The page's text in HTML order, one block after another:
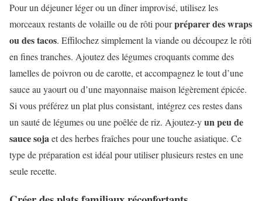
Pour un déjeuner léger ou un dîner improvisé, utilisez les
morceaux restants de volaille ou de rôti pourpréparer des wraps
ou des tacos. Effilochez simplement la viande ou découpez le rôti
en fines tranches. Ajoutez des légumes croquants comme des
lamelles de poivron ou de carotte, et accompagnez le tout d’une
sauce au yaourt ou d’une mayonnaise maison légèrement épicée.
Si vous préférez un plat plus consistant, intégrez ces restes dans
un sauté de légumes ou une poêlée de riz. Ajoutez-yun peu de
sauce soja et des herbes fraîches pour une touche asiatique. Ce
type de préparation est idéal pour utiliser plusieurs restes en une
seule recette.